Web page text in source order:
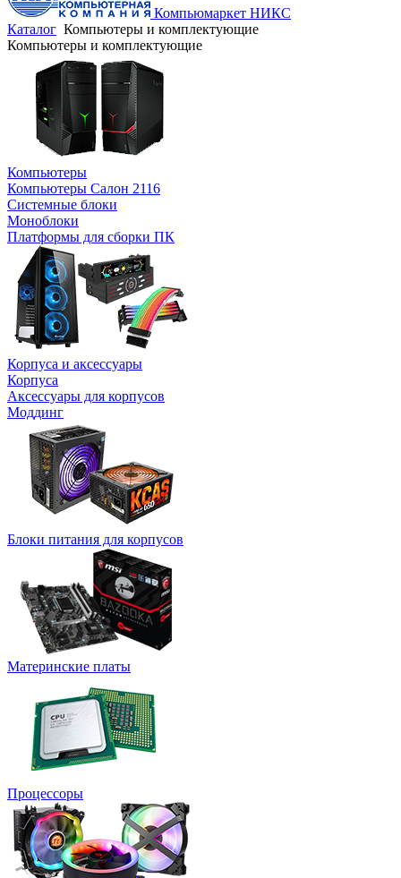
Компьюмаркет НИКС
Каталог Компьютеры и комплектующие
Компьютеры и комплектующие
Компьютеры
Компьютеры Салон 2116
Системные блоки
Моноблоки
Платформы для сборки ПК
Корпуса и аксессуары
Корпуса
Аксессуары для корпусов
Моддинг
Блоки питания для корпусов
Материнские платы
Процессоры